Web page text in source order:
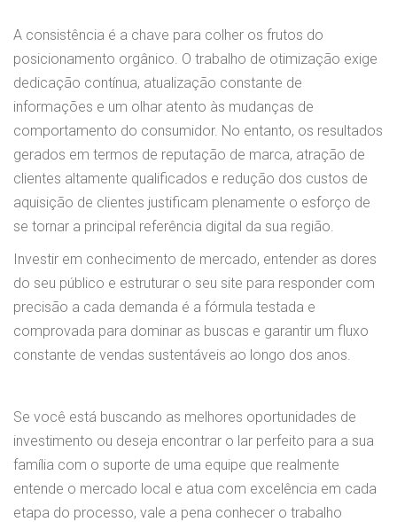
A consistência é a chave para colher os frutos do
posicionamento orgânico. O trabalho de otimização exige
dedicação contínua, atualização constante de
informações e um olhar atento às mudanças de
comportamento do consumidor. No entanto, os resultados
gerados em termos de reputação de marca, atração de
clientes altamente qualificados e redução dos custos de
aquisição de clientes justificam plenamente o esforço de
se tornar a principal referência digital da sua região.
Investir em conhecimento de mercado, entender as dores
do seu público e estruturar o seu site para responder com
precisão a cada demanda é a fórmula testada e
comprovada para dominar as buscas e garantir um fluxo
constante de vendas sustentáveis ao longo dos anos.
Se você está buscando as melhores oportunidades de
investimento ou deseja encontrar o lar perfeito para a sua
família com o suporte de uma equipe que realmente
entende o mercado local e atua com excelência em cada
etapa do processo, vale a pena conhecer o trabalho